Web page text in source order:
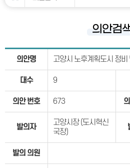
의안검
의안명 고양시 노후계획도시 정
대수 9
의안 번호 673
발의자
고양시장 (도시혁신
국장)
발의 의원